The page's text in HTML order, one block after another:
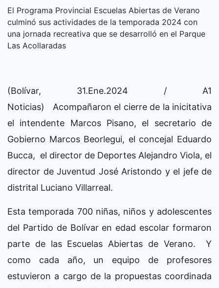
El Programa Provincial Escuelas Abiertas de Verano
culminó sus actividades de la temporada 2024 con
una jornada recreativa que se desarrolló en el Parque
Las Acollaradas
(Bolívar, 31.Ene.2024 / A1
Noticias) Acompañaron el cierre de la inicitativa
el intendente Marcos Pisano, el secretario de
Gobierno Marcos Beorlegui, el concejal Eduardo
Bucca, el director de Deportes Alejandro Viola, el
director de Juventud José Aristondo y el jefe de
distrital Luciano Villarreal.
Esta temporada 700 niñas, niños y adolescentes
del Partido de Bolívar en edad escolar formaron
parte de las Escuelas Abiertas de Verano. Y
como cada año, un equipo de profesores
estuvieron a cargo de la propuestas coordinada